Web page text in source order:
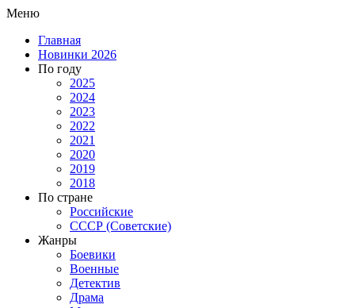
Меню
Главная
Новинки 2026
По году
2025
2024
2023
2022
2021
2020
2019
2018
По стране
Российские
СССР (Советские)
Жанры
Боевики
Военные
Детектив
Драма